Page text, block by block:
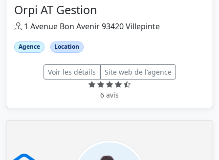
Orpi AT Gestion
1 Avenue Bon Avenir 93420 Villepinte
Agence Location
Voir les détails Site web de l'agence
6 avis